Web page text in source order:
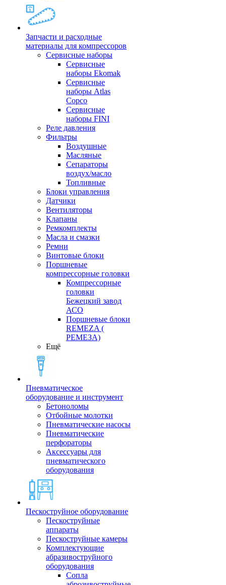
Запчасти и расходные
материалы для компрессоров
Cервисные наборы
Сервисные
наборы Ekomak
Cервисные
наборы Atlas
Copco
Сервисные
наборы FINI
Реле давления
Фильтры
Воздушные
Масляные
Сепараторы
воздух/масло
Топливные
Блоки управления
Датчики
Вентиляторы
Клапаны
Ремкомплекты
Масла и смазки
Ремни
Винтовые блоки
Поршневые
компрессорные головки
Компрессорные
головки
Бежецкий завод
АСО
Поршневые блоки
REMEZA (
РЕМЕЗА)
Ещё
Пневматическое
оборудование и инструмент
Бетоноломы
Отбойные молотки
Пневматические насосы
Пневматические
перфораторы
Аксессуары для
пневматического
оборудования
Пескоструйное оборудование
Пескоструйные
аппараты
Пескоструйные камеры
Комплектующие
абразивоструйного
оборудования
Сопла